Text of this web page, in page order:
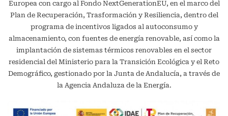
Europea con cargo al Fondo NextGenerationEU, en el marco del
Plan de Recuperación, Trasformación y Resiliencia, dentro del
programa de incentivos ligados al autoconsumo y
almacenamiento, con fuentes de energía renovable, así como la
implantación de sistemas térmicos renovables en el sector
residencial del Ministerio para la Transición Ecológica y el Reto
Demográfico, gestionado por la Junta de Andalucía, a través de
la Agencia Andaluza de la Energía.